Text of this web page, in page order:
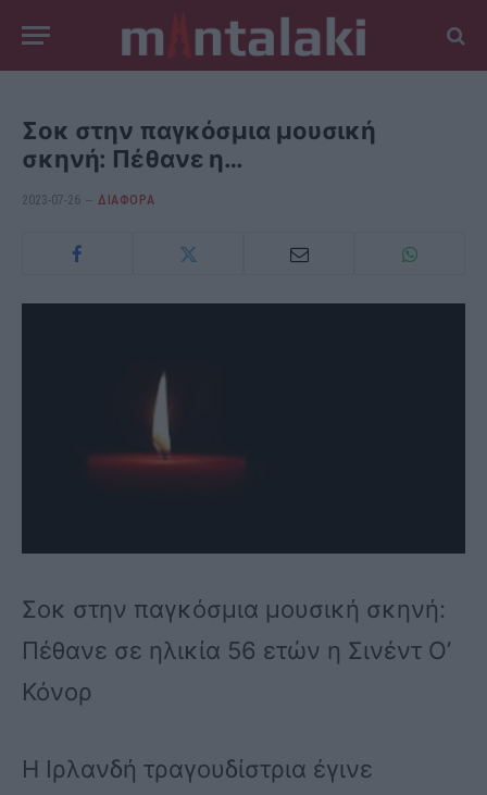
Σοκ στην παγκόσμια μουσική
σκηνή: Πέθανε η…
2023-07-26 ΔΙΆΦΟΡΑ
Σοκ στην παγκόσμια μουσική σκηνή:
Πέθανε σε ηλικία 56 ετών η Σινέντ Ο’
Κόνορ
Η Ιρλανδή τραγουδίστρια έγινε